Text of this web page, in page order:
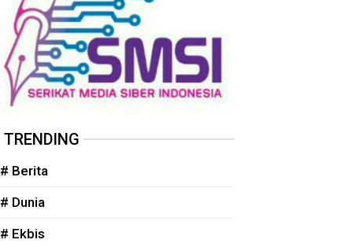
TRENDING
# Berita
# Dunia
# Ekbis